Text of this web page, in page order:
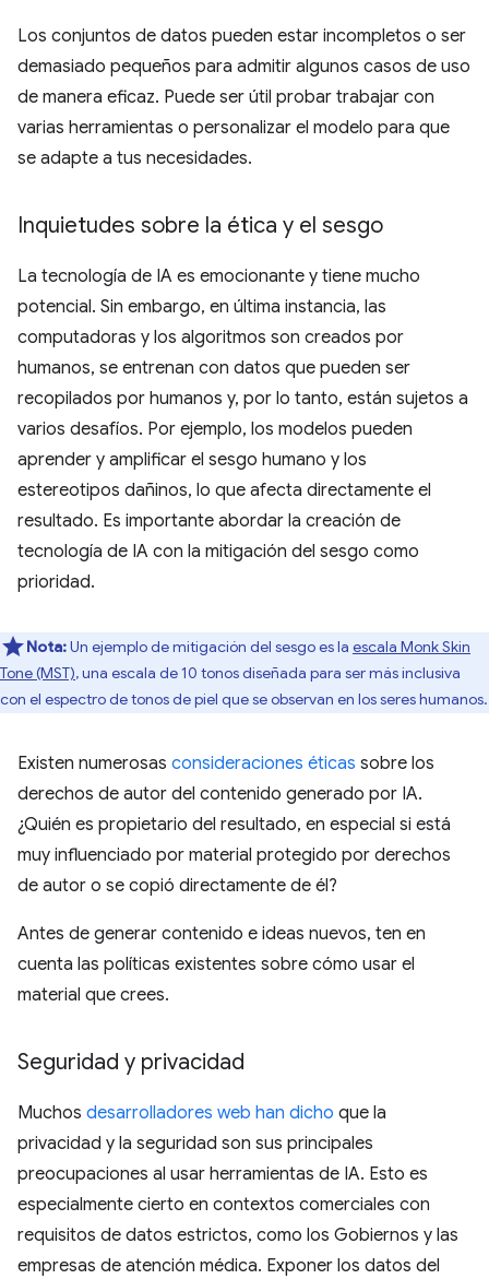
Los conjuntos de datos pueden estar incompletos o ser
demasiado pequeños para admitir algunos casos de uso
de manera eficaz. Puede ser útil probar trabajar con
varias herramientas o personalizar el modelo para que
se adapte a tus necesidades.
Inquietudes sobre la ética y el sesgo
La tecnología de IA es emocionante y tiene mucho
potencial. Sin embargo, en última instancia, las
computadoras y los algoritmos son creados por
humanos, se entrenan con datos que pueden ser
recopilados por humanos y, por lo tanto, están sujetos a
varios desafíos. Por ejemplo, los modelos pueden
aprender y amplificar el sesgo humano y los
estereotipos dañinos, lo que afecta directamente el
resultado. Es importante abordar la creación de
tecnología de IA con la mitigación del sesgo como
prioridad.
Nota:Un ejemplo de mitigación del sesgo es la escala Monk Skin
Tone (MST), una escala de 10 tonos diseñada para ser más inclusiva
con el espectro de tonos de piel que se observan en los seres humanos.
Existen numerosas consideraciones éticas sobre los
derechos de autor del contenido generado por IA.
¿Quién es propietario del resultado, en especial si está
muy influenciado por material protegido por derechos
de autor o se copió directamente de él?
Antes de generar contenido e ideas nuevos, ten en
cuenta las políticas existentes sobre cómo usar el
material que crees.
Seguridad y privacidad
Muchos desarrolladores web han dicho que la
privacidad y la seguridad son sus principales
preocupaciones al usar herramientas de IA. Esto es
especialmente cierto en contextos comerciales con
requisitos de datos estrictos, como los Gobiernos y las
empresas de atención médica. Exponer los datos del